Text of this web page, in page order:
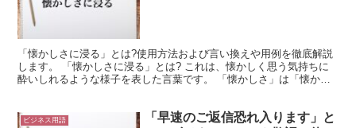
「懐かしさに浸る」とは?使用方法および言い換えや用例を徹底解説
します。 「懐かしさに浸る」とは? これは、懐かしく思う気持ちに
酔いしれるような様子を表した言葉です。 「懐かしさ」は「懐かし
ビジネス用語
「早速のご返信恐れ入ります」と